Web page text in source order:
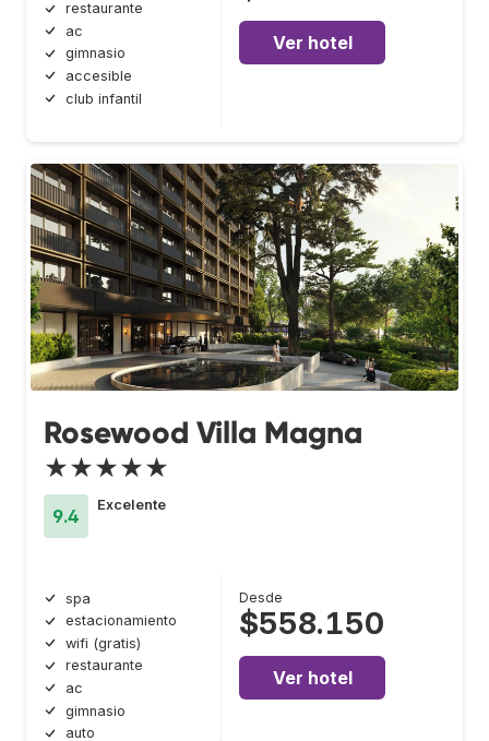
restaurante
ac
gimnasio
accesible
club infantil
Ver hotel
Rosewood Villa Magna
★★★★★
9.4
Excelente
spa
estacionamiento
wifi (gratis)
restaurante
ac
gimnasio
auto
Desde
$558.150
Ver hotel